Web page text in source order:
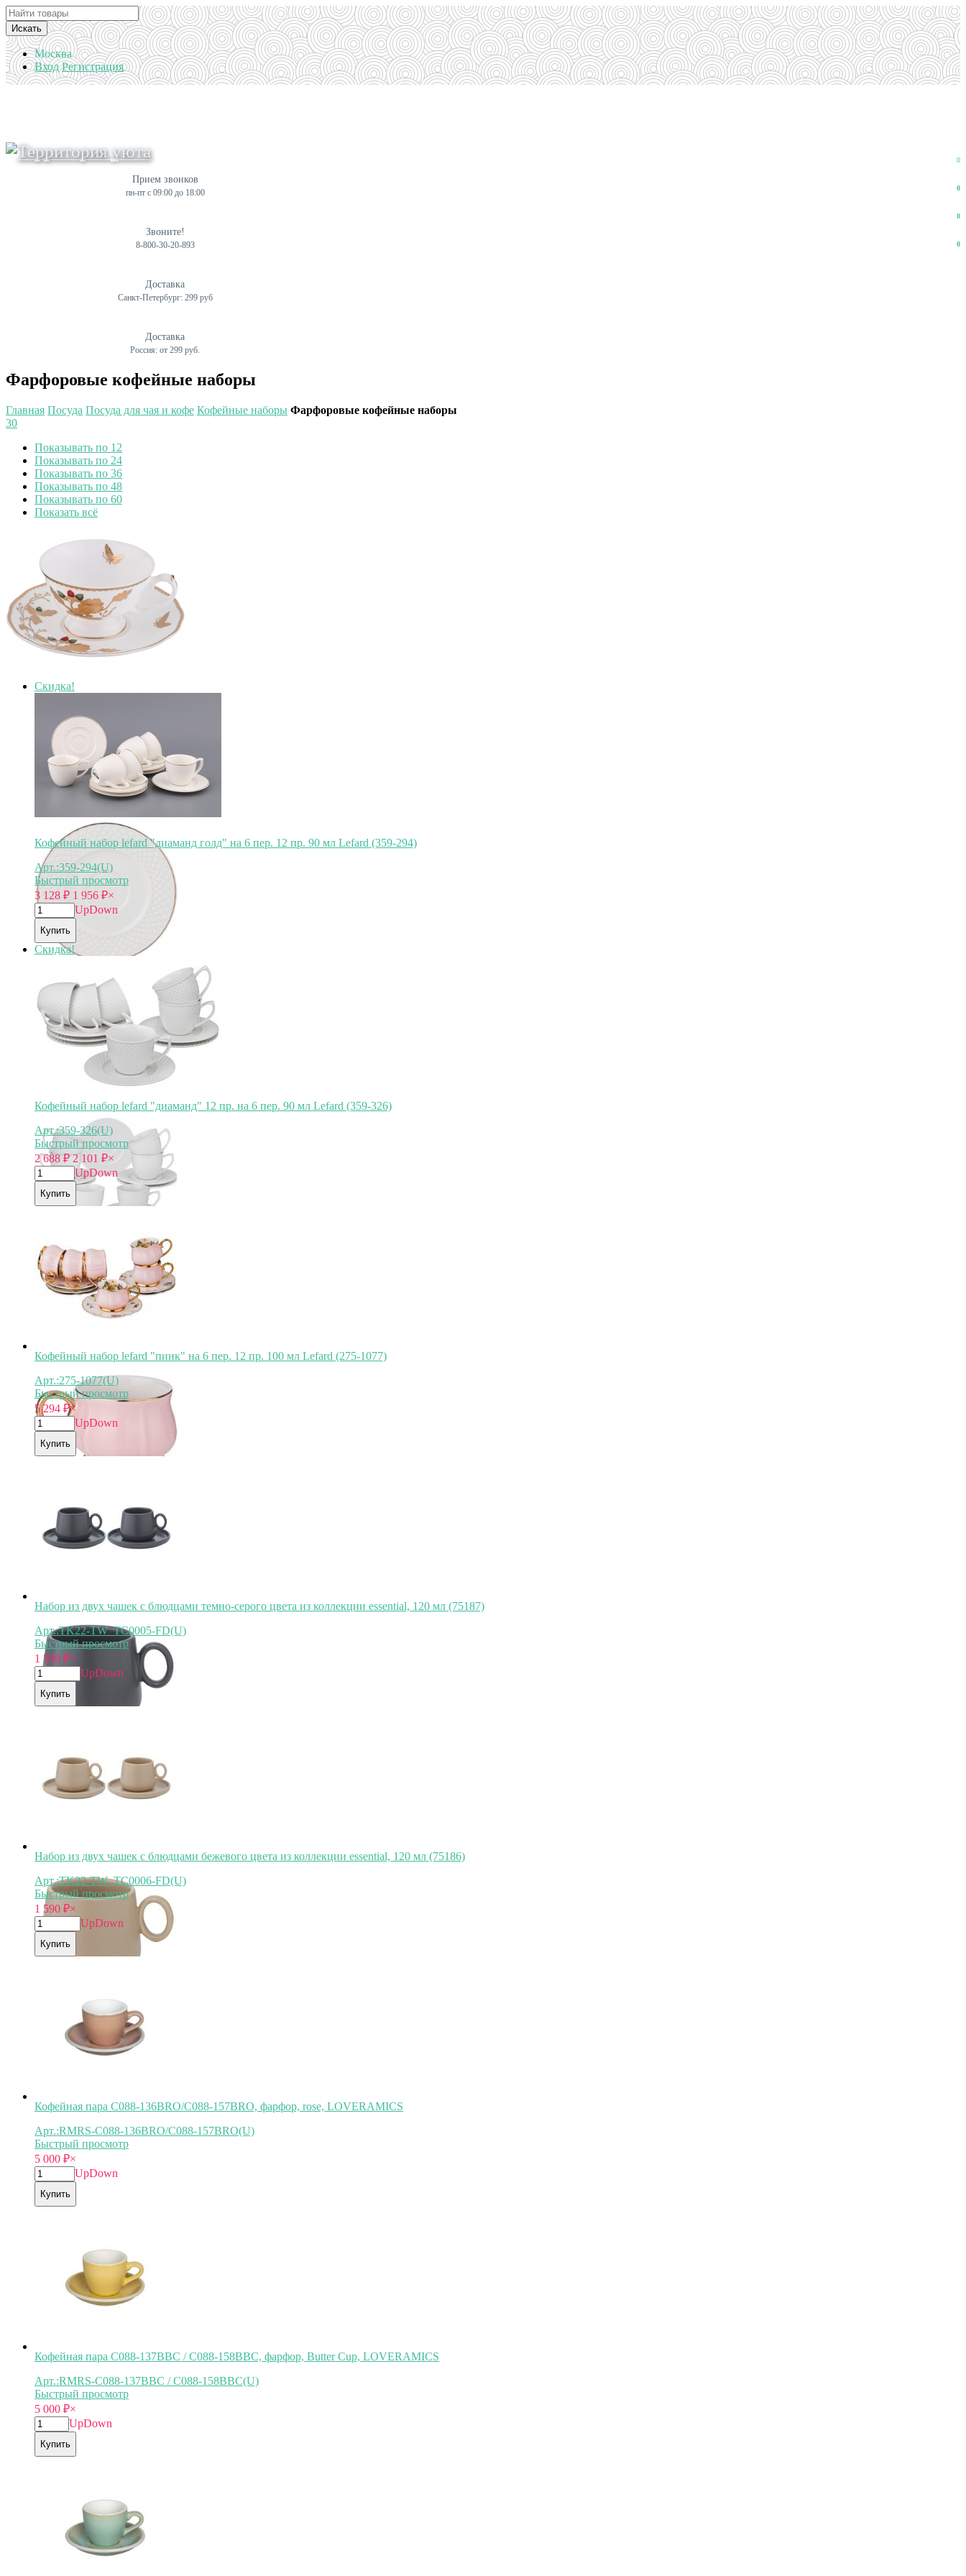
Искать
Москва
Вход Регистрация
0
0
0
0
Прием звонков
пн-пт с 09:00 до 18:00
Звоните!
8-800-30-20-893
Доставка
Санкт-Петербург: 299 руб
Доставка
Россия: от 299 руб.
Фарфоровые кофейные наборы
Главная Посуда Посуда для чая и кофе Кофейные наборы Фарфоровые кофейные наборы
30
Показывать по 12
Показывать по 24
Показывать по 36
Показывать по 48
Показывать по 60
Показать всё
Скидка!
Кофейный набор lefard "диаманд голд" на 6 пер. 12 пр. 90 мл Lefard (359-294)
Арт.:359-294(U)
Быстрый просмотр
3 128 ₽ 1 956 ₽×
UpDown
Купить
Скидка!
Кофейный набор lefard "диаманд" 12 пр. на 6 пер. 90 мл Lefard (359-326)
Арт.:359-326(U)
Быстрый просмотр
2 688₽ 2 101 ₽×
UpDown
Купить
Кофейный набор lefard "пинк" на 6 пер. 12 пр. 100 мл Lefard (275-1077)
Арт.:275-1077(U)
Быстрый просмотр
5 294 ₽×
UpDown
Купить
Набор из двух чашек с блюдцами темно-серого цвета из коллекции essential, 120 мл (75187)
Арт.:TK22-TW_TC0005-FD(U)
Быстрый просмотр
1 590 ₽×
UpDown
Купить
Набор из двух чашек с блюдцами бежевого цвета из коллекции essential, 120 мл (75186)
Арт.:TK22-TW_TC0006-FD(U)
Быстрый просмотр
1 590 ₽×
UpDown
Купить
Кофейная пара C088-136BRO/C088-157BRO, фарфор, rose, LOVERAMICS
Арт.:RMRS-C088-136BRO/C088-157BRO(U)
Быстрый просмотр
5 000 ₽×
UpDown
Купить
Кофейная пара C088-137BBC / C088-158BBC, фарфор, Butter Cup, LOVERAMICS
Арт.:RMRS-C088-137BBC / C088-158BBC(U)
Быстрый просмотр
5 000 ₽×
UpDown
Купить